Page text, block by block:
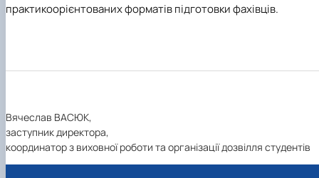
практикоорієнтованих форматів підготовки фахівців.
Вячеслав ВАСЮК,
заступник директора,
координатор з виховної роботи та організації дозвілля студентів